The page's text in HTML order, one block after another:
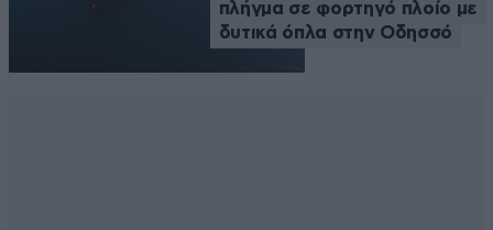
πλήγμα σε φορτηγό πλοίο με
δυτικά όπλα στην Οδησσό